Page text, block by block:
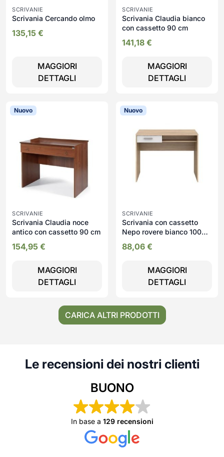
SCRIVANIE
Scrivania Cercando olmo
135,15 €
MAGGIORI
DETTAGLI
SCRIVANIE
Scrivania Claudia bianco
con cassetto 90 cm
141,18 €
MAGGIORI
DETTAGLI
Nuovo
SCRIVANIE
Scrivania Claudia noce
antico con cassetto 90 cm
154,95 €
MAGGIORI
DETTAGLI
Nuovo
SCRIVANIE
Scrivania con cassetto
Nepo rovere bianco 100
88,06 €
MAGGIORI
DETTAGLI
CARICA ALTRI PRODOTTI
Le recensioni dei nostri clienti
BUONO
In base a 129 recensioni